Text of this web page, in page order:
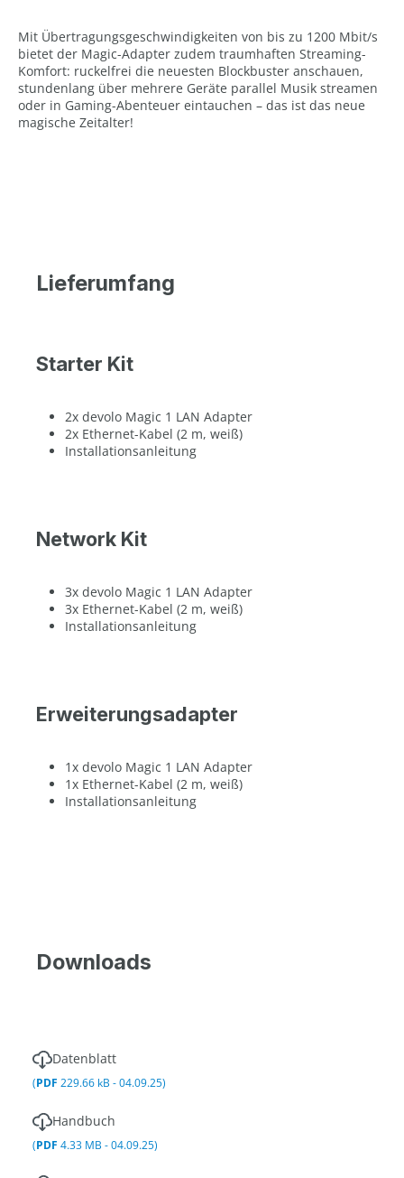
Mit Übertragungsgeschwindigkeiten von bis zu 1200 Mbit/s
bietet der Magic-Adapter zudem traumhaften Streaming-
Komfort: ruckelfrei die neuesten Blockbuster anschauen,
stundenlang über mehrere Geräte parallel Musik streamen
oder in Gaming-Abenteuer eintauchen – das ist das neue
magische Zeitalter!
Lieferumfang
Starter Kit
2x devolo Magic 1 LAN Adapter
2x Ethernet-Kabel (2 m, weiß)
Installationsanleitung
Network Kit
3x devolo Magic 1 LAN Adapter
3x Ethernet-Kabel (2 m, weiß)
Installationsanleitung
Erweiterungsadapter
1x devolo Magic 1 LAN Adapter
1x Ethernet-Kabel (2 m, weiß)
Installationsanleitung
Downloads
Datenblatt
(PDF 229.66 kB - 04.09.25)
Handbuch
(PDF 4.33 MB - 04.09.25)